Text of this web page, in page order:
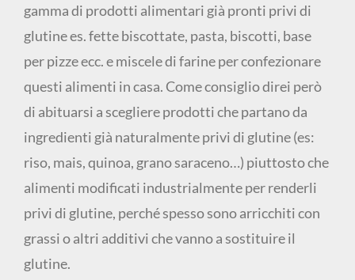
gamma di prodotti alimentari già pronti privi di
glutine es. fette biscottate, pasta, biscotti, base
per pizze ecc. e miscele di farine per confezionare
questi alimenti in casa. Come consiglio direi però
di abituarsi a scegliere prodotti che partano da
ingredienti già naturalmente privi di glutine (es:
riso, mais, quinoa, grano saraceno…) piuttosto che
alimenti modificati industrialmente per renderli
privi di glutine, perché spesso sono arricchiti con
grassi o altri additivi che vanno a sostituire il
glutine.